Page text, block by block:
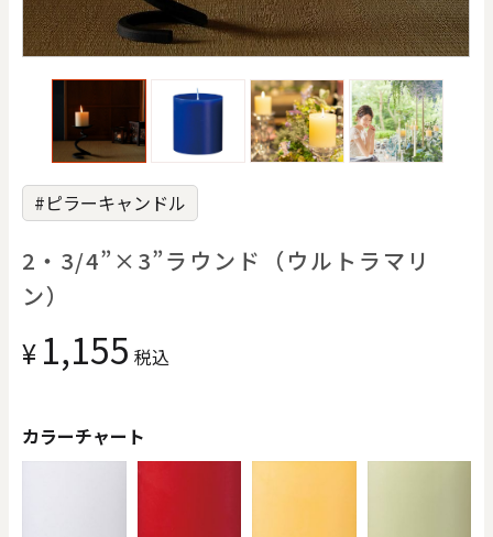
20000
円 円
クリア OK
色で探す
#ピラーキャンドル
2・3/4”×3”ラウンド（ウルトラマリ
ン）
¥ 1,155 税込
カラーチャート